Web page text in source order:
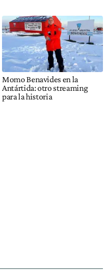
Momo Benavides en la
Antártida: otro streaming
para la historia